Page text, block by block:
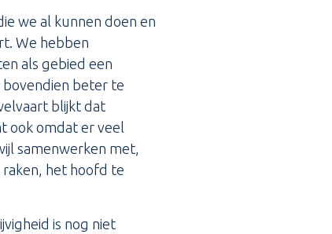
we al kunnen doen en
We hebben
als gebied een
beter te
blijkt dat
ook omdat er veel
samenwerken met,
raken, het hoofd te
is nog niet